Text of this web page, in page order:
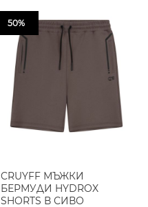
50%
CRUYFF МЪЖКИ
БЕРМУДИ HYDROX
SHORTS В СИВО